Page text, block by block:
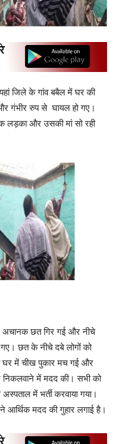
यहां जिले के गांव बबैल में घर की
गंभीर रुप से घायल हो गए।
लड़का और उसकी मां सो रही
अचानक छत गिर गई और नीचे
छत के नीचे दबे लोगों को
घर में चीख पुकार मच गई और
निकलवाने में मदद की। सभी को
में भर्ती करवाया गया।
आर्थिक मदद की गुहार लगाई है।